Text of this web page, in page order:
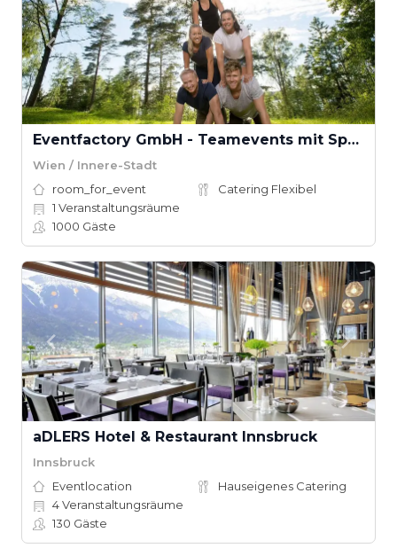
Eventfactory GmbH - Teamevents mit Spaß
Wien / Innere-Stadt
room_for_event
Catering Flexibel
1 Veranstaltungsräume
1000 Gäste
aDLERS Hotel & Restaurant Innsbruck
Innsbruck
Eventlocation
Hauseigenes Catering
4Veranstaltungsräume
130 Gäste